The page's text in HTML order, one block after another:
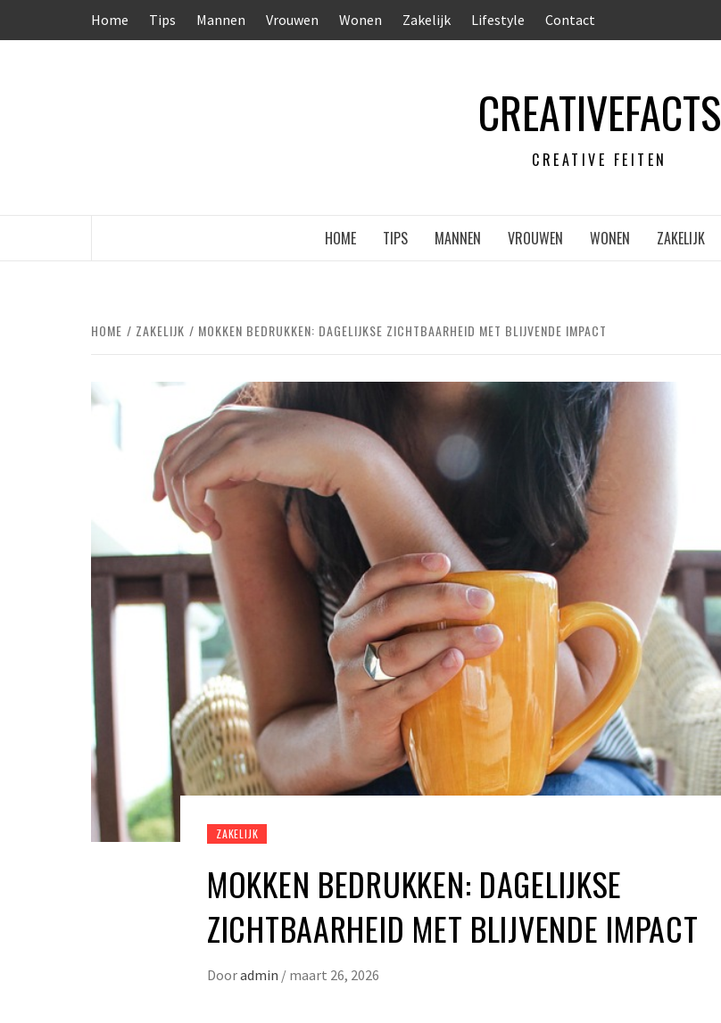
Home Tips Mannen Vrouwen Wonen Zakelijk Lifestyle Contact
CREATIVEFACTS
CREATIVE FEITEN
HOME TIPS MANNEN VROUWEN WONEN ZAKELIJK
HOME ZAKELIJK MOKKEN BEDRUKKEN: DAGELIJKSE ZICHTBAARHEID MET BLIJVENDE IMPACT
ZAKELIJK
MOKKEN BEDRUKKEN: DAGELIJKSE
ZICHTBAARHEID MET BLIJVENDE IMPACT
Dooradmin / maart 26, 2026